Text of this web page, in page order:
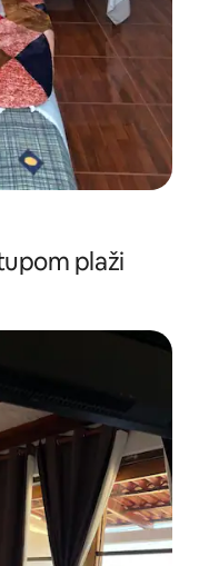
plaži